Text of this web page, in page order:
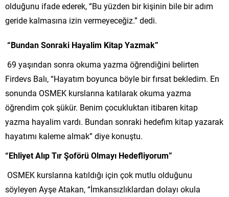
olduğunu ifade ederek, “Bu yüzden bir kişinin bile bir adım
geride kalmasına izin vermeyeceğiz.” dedi.
“Bundan Sonraki Hayalim Kitap Yazmak”
69 yaşından sonra okuma yazma öğrendiğini belirten
Firdevs Balı, “Hayatım boyunca böyle bir fırsat bekledim. En
sonunda OSMEK kurslarına katılarak okuma yazma
öğrendim çok şükür. Benim çocukluktan itibaren kitap
yazma hayalim vardı. Bundan sonraki hedefim kitap yazarak
hayatımı kaleme almak” diye konuştu.
“Ehliyet Alıp Tır Şoförü Olmayı Hedefliyorum”
OSMEK kurslarına katıldığı için çok mutlu olduğunu
söyleyen Ayşe Atakan, “İmkansızlıklardan dolayı okula